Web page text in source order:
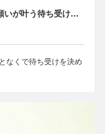
いが叶う待ち受け…
なくで待ち受けを決め